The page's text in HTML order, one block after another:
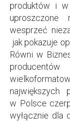
produktów i
wesprzeć
jak pokazuje
Równi w
największych
w Polsce
wyłącznie dla